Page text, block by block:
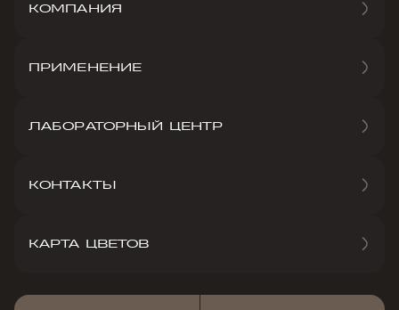
КОМПАНИЯ
ПРИМЕНЕНИЕ
ЛАБОРАТОРНЫЙ ЦЕНТР
КОНТАКТЫ
КАРТА ЦВЕТОВ